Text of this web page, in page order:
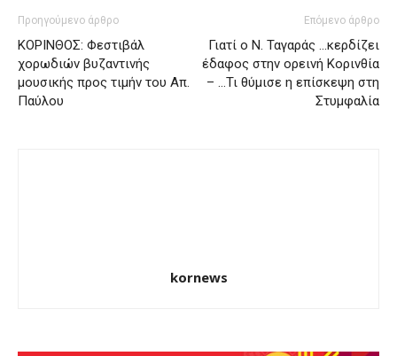
Προηγούμενο άρθρο
ΚΟΡΙΝΘΟΣ: Φεστιβάλ
χορωδιών βυζαντινής
μουσικής προς τιμήν του Απ.
Παύλου
Επόμενο άρθρο
Γιατί ο Ν. Ταγαράς …κερδίζει
έδαφος στην ορεινή Κορινθία
– …Τι θύμισε η επίσκεψη στη
Στυμφαλία
kornews